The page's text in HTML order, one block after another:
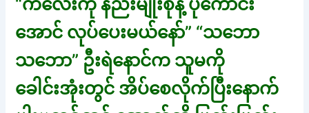
“ကလေးကို နည်းမျိုးစုံနဲ့ ပိုကောင်း
အောင် လုပ်ပေးမယ်နော်” “သဘော
သဘော” ဦးရဲနောင်က သူမကို
ခေါင်းအုံးတွင် အိပ်စေလိုက်ပြီးနောက်